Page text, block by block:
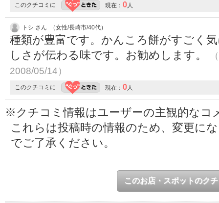
このクチコミに 現在： 0人
トシ さん （女性/長崎市/40代）
種類が豊富です。かんころ餅がすごく
しさが伝わる味です。お勧めします。
2008/05/14）
このクチコミに 現在： 0人
※クチコミ情報はユーザーの主観的なコ
これらは投稿時の情報のため、変更に
でご了承ください。
このお店・スポットのク